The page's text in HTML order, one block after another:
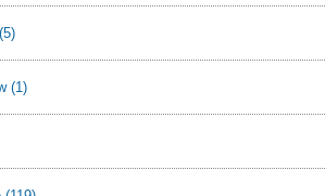
(5)
(1)